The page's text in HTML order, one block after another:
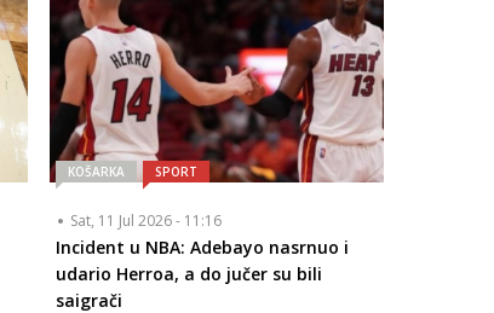
KOŠARKA SPORT
Sat, 11 Jul 2026 - 11:16
Incident u NBA: Adebayo nasrnuo i
udario Herroa, a do jučer su bili
saigrači